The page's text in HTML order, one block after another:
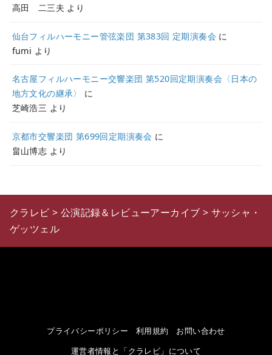
高田 二三夫 より
仙台フィルハーモニー管弦楽団 第383回 定期演奏会 に
fumi より
名古屋フィルハーモニー交響楽団 第520回定期演奏会〈日本の
地方文化の継承〉
に
芝崎浩三 より
京都市交響楽団 第699回定期演奏会 に
畠山博志 より
クラレビ > 公演記録＆レビューアーカイブ > サッシャ・
ゲッツェル
プライバシーポリシー 利用規約
お問い合わせ
運営者情報と「クラレビ」について